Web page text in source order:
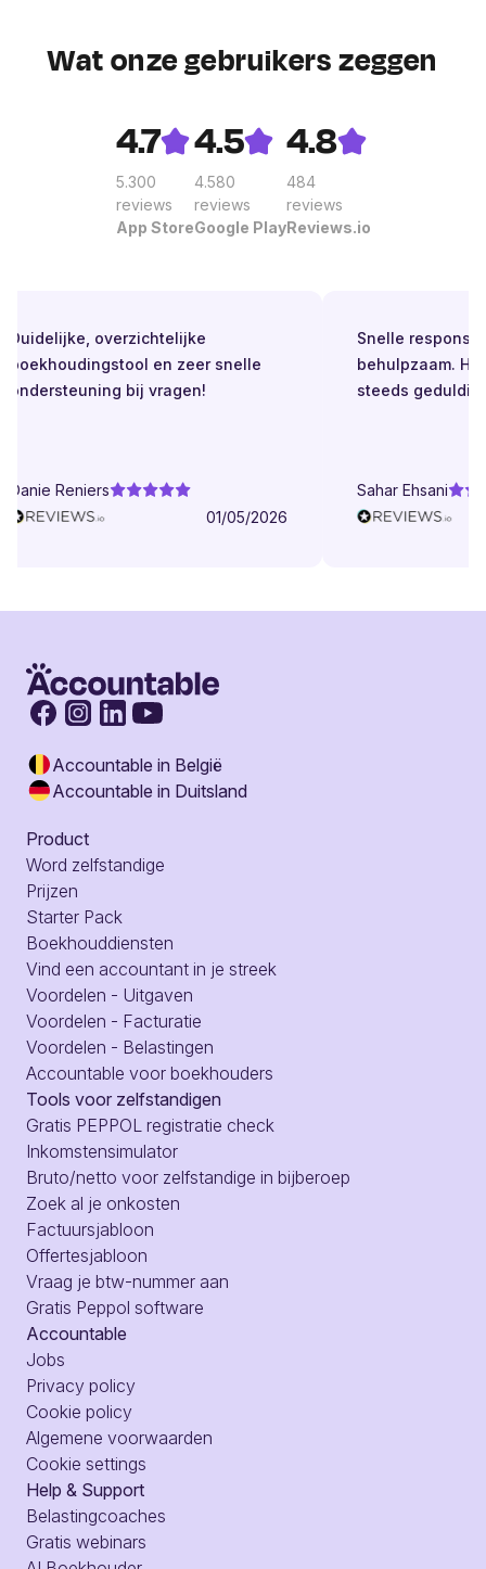
Wat onze gebruikers zeggen
4.7
5.300
reviews
App Store
4.5
4.580
reviews
Google Play
4.8
484
reviews
Reviews.io
Duidelijke, overzichtelijke
boekhoudingstool en zeer snelle
ondersteuning bij vragen!
Danie Reniers
01/05/2026
Snelle respons.
behulpzaam.
steeds geduldig.
Sahar Ehsani
Accountable in België
Accountable in Duitsland
Product
Word zelfstandige
Prijzen
Starter Pack
Boekhouddiensten
Vind een accountant in je streek
Voordelen - Uitgaven
Voordelen - Facturatie
Voordelen - Belastingen
Accountable voor boekhouders
Tools voor zelfstandigen
Gratis PEPPOL registratie check
Inkomstensimulator
Bruto/netto voor zelfstandige in bijberoep
Zoek al je onkosten
Factuursjabloon
Offertesjabloon
Vraag je btw-nummer aan
Gratis Peppol software
Accountable
Jobs
Privacy policy
Cookie policy
Algemene voorwaarden
Cookie settings
Help & Support
Belastingcoaches
Gratis webinars